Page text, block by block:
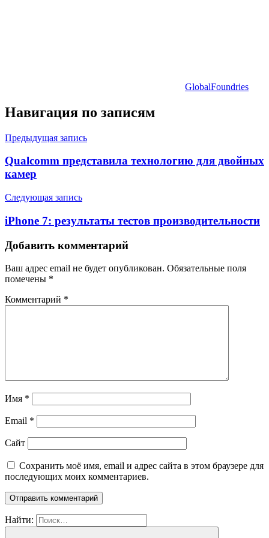
GlobalFoundries
Навигация по записям
Предыдущая запись
Qualcomm представила технологию для двойных
камер
Следующая запись
iPhone 7: результаты тестов производительности
Добавить комментарий
Ваш адрес email не будет опубликован. Обязательные поля
помечены *
Комментарий *
Имя *
Email *
Сайт
Сохранить моё имя, email и адрес сайта в этом браузере для
последующих моих комментариев.
Найти: